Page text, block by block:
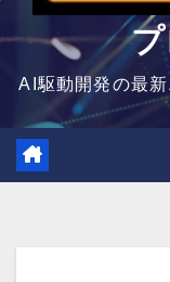
AI駆動開発の最